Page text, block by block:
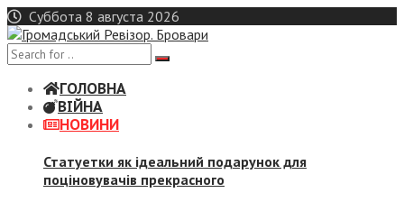
Skip
to
content
Суббота 8 августа 2026
ГОЛОВНА
ВІЙНА
НОВИНИ
Статуетки як ідеальний подарунок для
поціновувачів прекрасного